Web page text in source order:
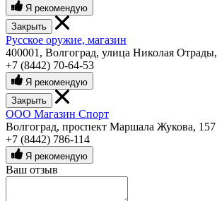
Я рекомендую
Закрыть
Русское оружие, магазин
400001, Волгоград, улица Николая
+7 (8442) 70-64-53
Я рекомендую
Закрыть
ООО Магазин Спорт
Волгоград, проспект Маршала Жукова, 157
+7 (8442) 786-114
Я рекомендую
Ваш отзыв